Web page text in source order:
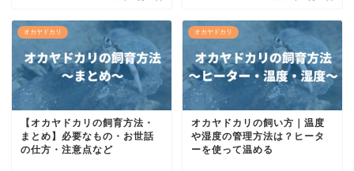
オカヤドカリ
【オカヤドカリの飼育方法・
まとめ】必要なもの・お世話
の仕方・注意点など
オカヤドカリ
オカヤドカリの飼い方｜温度
や湿度の管理方法は？ヒータ
ーを使って温める